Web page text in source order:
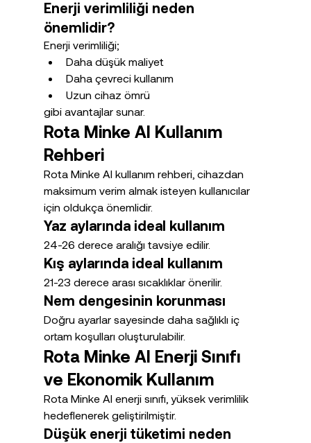
Enerji verimliliği neden
önemlidir?
Enerji verimliliği;
Daha düşük maliyet
Daha çevreci kullanım
Uzun cihaz ömrü
gibi avantajlar sunar.
Rota Minke AI Kullanım
Rehberi
Rota Minke AI kullanım rehberi, cihazdan
maksimum verim almak isteyen kullanıcılar
için oldukça önemlidir.
Yaz aylarında ideal kullanım
24-26 derece aralığı tavsiye edilir.
Kış aylarında ideal kullanım
21-23 derece arası sıcaklıklar önerilir.
Nem dengesinin korunması
Doğru ayarlar sayesinde daha sağlıklı iç
ortam koşulları oluşturulabilir.
Rota Minke AI Enerji Sınıfı
ve Ekonomik Kullanım
Rota Minke AI enerji sınıfı, yüksek verimlilik
hedeflenerek geliştirilmiştir.
Düşük enerji tüketimi neden